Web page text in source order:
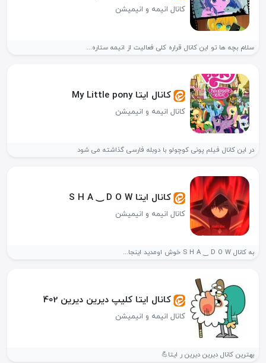
کانال انیمه و انیمیشن
سلام بچه ها تو این کانال قراره کلی فعالیت از انیمه ستاره...
کانال ایتا My Little pony
کانال انیمه و انیمیشن
در این کانال فیلم پونی کوچولو با دوبله فارسی گذاشته می شود
کانال ایتا S H A ‿⁠ D O W
کانال انیمه و انیمیشن
به کانال S H A ‿⁠ D O W خوش اومدید اینجا...
کانال ایتا کلیپ دیرین دیرین 402
کانال انیمه و انیمیشن
بهترین کانال دیرین دیرین ر ایتا💪